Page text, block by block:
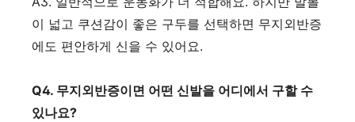
이 넓고 쿠션감이 좋은 구두를 선택하면 무지외반증
에도 편안하게 신을 수 있어요.
Q4. 무지외반증이면 어떤 신발을 어디에서 구할 수
있나요?